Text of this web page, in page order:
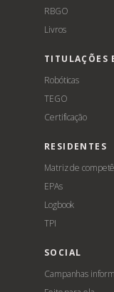
RBGO
Livros
TITULAÇÕES
Robóticas
TEGO
Certificação
RESIDENTES
Matriz de
EPAs
Logbook
TPI
SOCIAL
Campanhas